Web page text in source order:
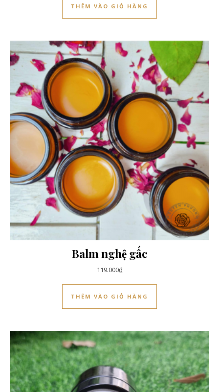
THÊM VÀO GIỎ HÀNG
Balm nghệ gấc
119.000₫
THÊM VÀO GIỎ HÀNG